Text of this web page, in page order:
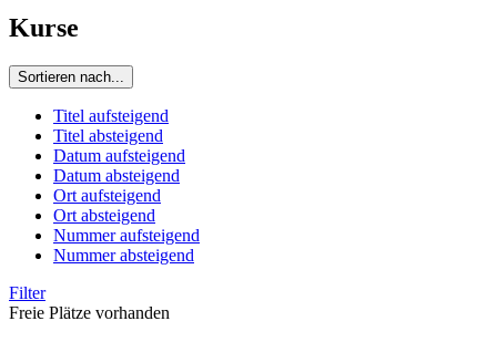
Kurse
Sortieren nach...
Titel aufsteigend
Titel absteigend
Datum aufsteigend
Datum absteigend
Ort aufsteigend
Ort absteigend
Nummer aufsteigend
Nummer absteigend
Filter
Freie Plätze vorhanden